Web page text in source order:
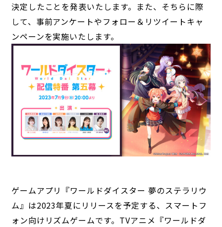
GAME
NEWS STORY
CHARACTER
CONTENT FAQ
決定したことを発表いたします。また、そちらに際
して、事前アンケートやフォロー＆リツイートキャ
ンペーンを実施いたします。
ゲームアプリ『ワールドダイスター 夢のステラリウ
ム』は2023年夏にリリースを予定する、スマートフ
ォン向けリズムゲームです。TVアニメ『ワールドダ